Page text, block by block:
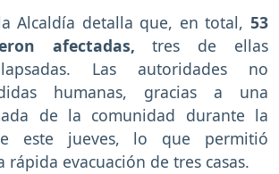
Alcaldía detalla que, en total, 53
afectadas,tres de ellas
Las autoridades no
humanas, gracias a una
de la comunidad durante la
este jueves, lo que permitió
rápida evacuación de tres casas.